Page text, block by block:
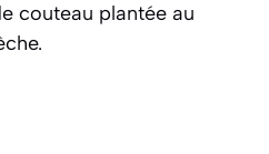
couteau plantée au